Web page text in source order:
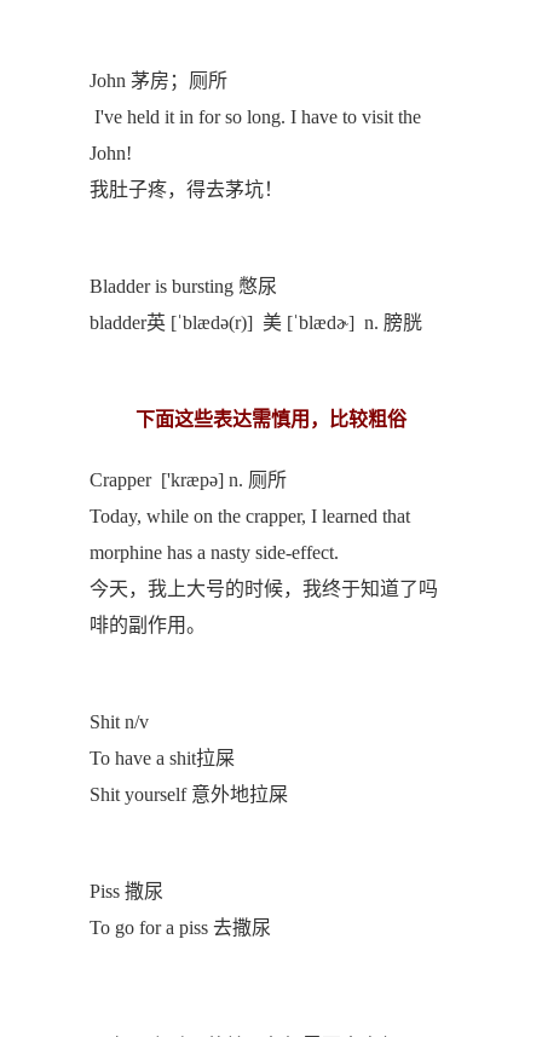
John 茅房；厕所
I've held it in for so long. I have to visit the
John!
我肚子疼，得去茅坑！
Bladder is bursting 憋尿
bladder英 [ˈblædə(r)] 美 [ˈblædɚ] n. 膀胱
下面这些表达需慎用，比较粗俗
Crapper ['kræpə] n. 厕所
Today, while on the crapper, I learned that
morphine has a nasty side-effect.
今天，我上大号的时候，我终于知道了吗
啡的副作用。
Shit n/v
To have a shit拉屎
Shit yourself 意外地拉屎
Piss 撒尿
To go for a piss 去撒尿